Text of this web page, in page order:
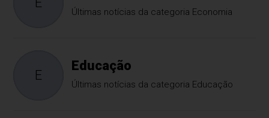
Últimas notícias da categoria Economia
E
Educação
Últimas notícias da categoria Educação